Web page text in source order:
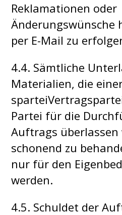
Reklamationen oder
Änderungswünsche
per E-Mail zu
4.4. Sämtliche
Materialien, die
Partei für die
Auftrags überlassen
schonend zu
nur für den
werden.
4.5. Schuldet der